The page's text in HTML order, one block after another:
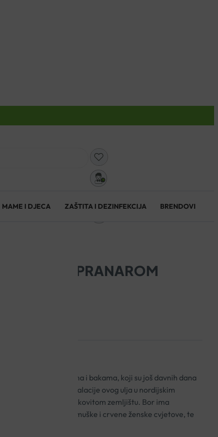
MAME I DJECA ZAŠTITA I DEZINFEKCIJA BRENDOVI
BOR 10 ML PRANAROM
našim djedovima i bakama, koji su još davnih dana
na bronhe kroz inhalacije ovog ulja u nordijskim
na pješčanom ili šljunkovitom zemljištu. Bor ima
čvrste listove, žute muške i crvene ženske cvjetove, te
dozore.